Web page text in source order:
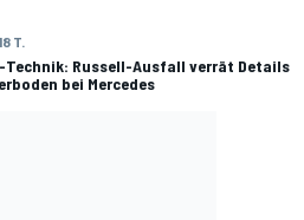
T.
Technik: Russell-Ausfall verrät Details
bei Mercedes